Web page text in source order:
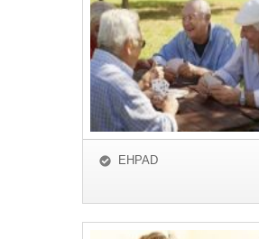
EHPAD